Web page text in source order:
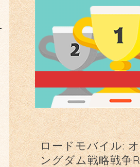
ロードモバイル:
ングダム戦略戦争